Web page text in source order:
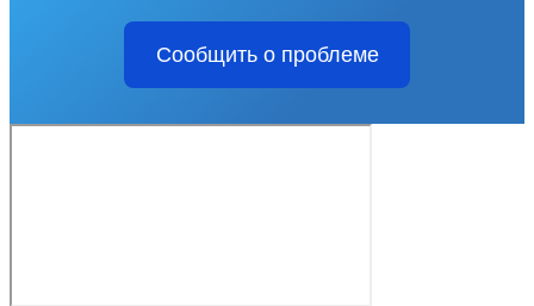
Сообщить о проблеме